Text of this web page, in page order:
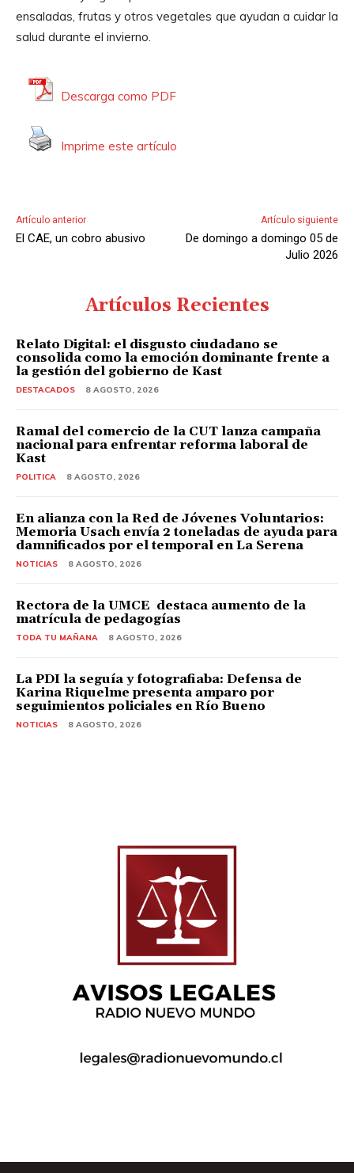
ensaladas, frutas y otros vegetales que ayudan a cuidar la
salud durante el invierno.
Descarga como PDF
Imprime este artículo
Artículo anterior
El CAE, un cobro abusivo
Artículo siguiente
De domingo a domingo 05 de
Julio 2026
Artículos Recientes
Relato Digital: el disgusto ciudadano se
consolida como la emoción dominante frente a
la gestión del gobierno de Kast
DESTACADOS 8 AGOSTO, 2026
Ramal del comercio de la CUT lanza campaña
nacional para enfrentar reforma laboral de
Kast
POLITICA 8 AGOSTO, 2026
En alianza con la Red de Jóvenes Voluntarios:
Memoria Usach envía 2 toneladas de ayuda para
damnificados por el temporal en La Serena
NOTICIAS 8 AGOSTO, 2026
Rectora de la UMCE destaca aumento de la
matrícula de pedagogías
TODA TU MAÑANA 8 AGOSTO, 2026
La PDI la seguía y fotografiaba: Defensa de
Karina Riquelme presenta amparo por
seguimientos policiales en Río Bueno
NOTICIAS 8 AGOSTO, 2026